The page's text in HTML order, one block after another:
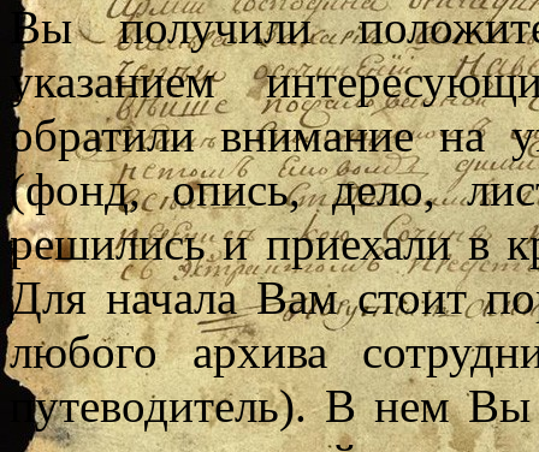
Вы получили
указанием
обратили внимание на
(фонд, опись, дело,
решились и приехали в
Для начала Вам стоит
любого архива
путеводитель). В нем